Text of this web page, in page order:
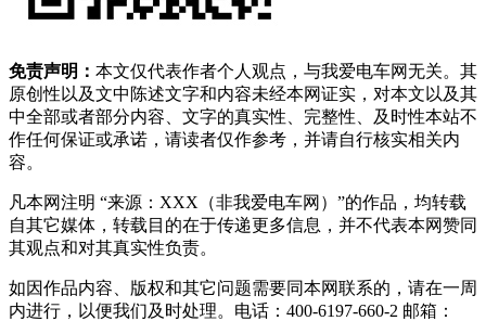
免责声明： 本文仅代表作者个人观点，与我爱电车网无关。其
原创性以及文中陈述文字和内容未经本网证实，对本文以及其
中全部或者部分内容、文字的真实性、完整性、及时性本站不
作任何保证或承诺，请读者仅作参考，并请自行核实相关内
容。
凡本网注明 “来源：XXX（非我爱电车网）”的作品，均转载
自其它媒体，转载目的在于传递更多信息，并不代表本网赞同
其观点和对其真实性负责。
如因作品内容、版权和其它问题需要同本网联系的，请在一周
内进行，以便我们及时处理。电话：400-6197-660-2 邮箱：